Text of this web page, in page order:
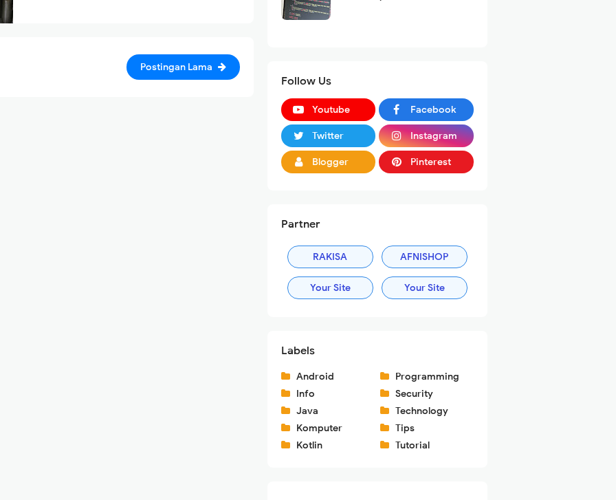
Postingan Lama
Follow Us
Youtube Facebook
Twitter Instagram
Blogger Pinterest
Partner
RAKISA AFNISHOP
Your Site Your Site
Labels
Android
Info
Java
Komputer
Kotlin
Programming
Security
Technology
Tips
Tutorial